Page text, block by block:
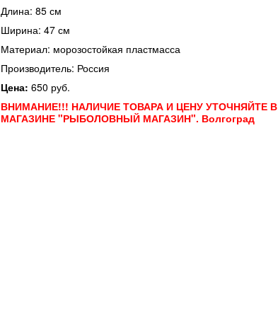
Длина: 85 см
Ширина: 47 см
Материал: морозостойкая пластмасса
Производитель: Россия
Цена: 650 руб.
ВНИМАНИЕ!!! НАЛИЧИЕ ТОВАРА И ЦЕНУ УТОЧНЯЙТЕ В
МАГАЗИНЕ "РЫБОЛОВНЫЙ МАГАЗИН". Волгоград